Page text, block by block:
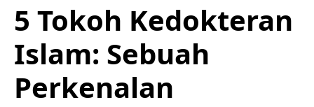
5 Tokoh Kedokteran
Islam: Sebuah
Perkenalan